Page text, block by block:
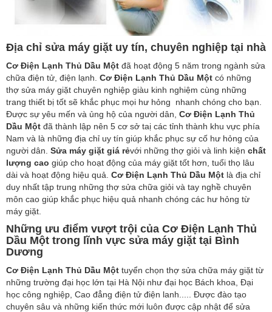
Địa chỉ sửa máy giặt uy tín, chuyên nghiệp tại nhà
Cơ Điện Lạnh Thủ Dầu Một đã hoạt động 5 năm trong ngành sửa
chữa điện tử, điện lạnh. Cơ Điện Lạnh Thủ Dầu Một có những
thợ sửa máy giặt chuyên nghiệp giàu kinh nghiệm cùng những
trang thiết bị tốt sẽ khắc phục mọi hư hỏng nhanh chóng cho bạn.
Được sự yêu mến và ủng hộ của người dân, Cơ Điện Lạnh Thủ
Dầu Một đã thành lập nên 5 cơ sở taị các tỉnh thành khu vực phía
Nam và là những địa chỉ uy tín giúp khắc phục sự cố hư hỏng của
người dân. Sửa máy giặt giá rẻvới những thợ giỏi và linh kiện chất
lượng cao giúp cho hoạt động của máy giặt tốt hơn, tuổi thọ lâu
dài và hoạt động hiệu quả. Cơ Điện Lạnh Thủ Dầu Một là địa chỉ
duy nhất tập trung những thợ sửa chữa giỏi và tay nghề chuyên
môn cao giúp khắc phục hiệu quả nhanh chóng các hư hỏng từ
máy giặt.
Những ưu điểm vượt trội của Cơ Điện Lạnh Thủ
Dầu Một trong lĩnh vực sửa máy giặt tại Bình
Dương
Cơ Điện Lạnh Thủ Dầu Một tuyển chọn thợ sửa chữa máy giặt từ
những trường đại học lớn tại Hà Nội như đại học Bách khoa, Đại
học công nghiệp, Cao đẳng điện tử điện lanh..... Được đào tạo
chuyên sâu và những kiến thức mới luôn được cập nhật để sửa